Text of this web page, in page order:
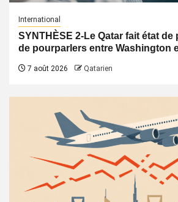
International
SYNTHÈSE 2-Le Qatar fait état
de pourparlers entre Washington
7 août 2026 Qatarien